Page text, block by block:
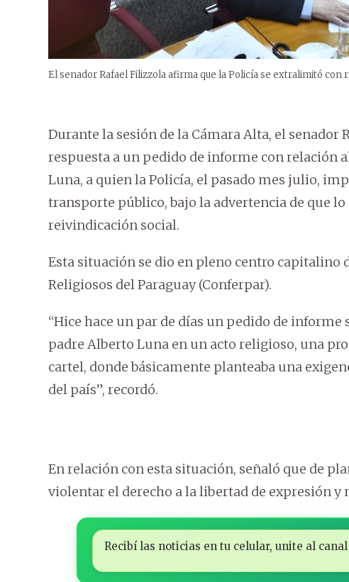
El senador Rafael Filizzola afirma que la Policía se extralimitó con
Durante la sesión de la Cámara Alta, el
respuesta a un pedido de informe con relación
Luna, a quien la Policía, el pasado mes julio,
transporte público, bajo la advertencia de que
reivindicación social.
Esta situación se dio en pleno centro capitalino
Religiosos del Paraguay (Conferpar).
“Hice hace un par de días un pedido de
padre Alberto Luna en un acto religioso, una
cartel, donde básicamente planteaba una
del país”, recordó.
En relación con esta situación, señaló que de
violentar el derecho a la libertad de expresión y
Recibí las noticias en tu celular, unite al